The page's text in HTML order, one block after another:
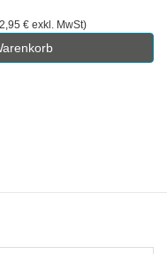
€ exkl. MwSt)